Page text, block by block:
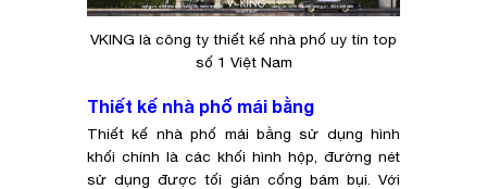
VKING là công ty thiết kế nhà phố uy tín top
số 1 Việt Nam
Thiết kế nhà phố mái bằng
Thiết kế nhà phố mái bằng sử dụng hình
khối chính là các khối hình hộp, đường nét
sử dụng được tối giản cống bám bụi. Với